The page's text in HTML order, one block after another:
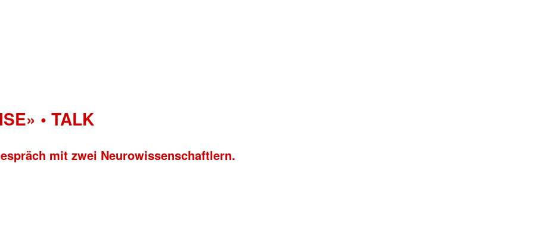
• TALK
mit zwei Neurowissenschaftlern.